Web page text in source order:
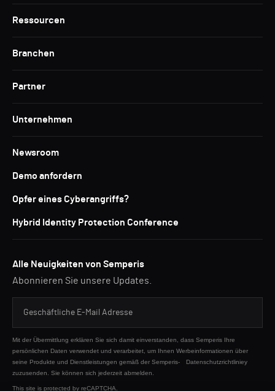
Ressourcen
Branchen
Partner
Unternehmen
Newsroom
Demo anfordern
Opfer eines Cyberangriffs?
Hybrid Identity Protection Conference
Alle Neuigkeiten von Semperis
Abonnieren Sie unsere Updates.
Mit der Übermittlung erklären Sie sich damit einverstanden, dass Semperis Ihre
persönlichen Daten verwendet und verarbeitet, um Ihnen Werbeinformationen über
seine Produkte und Dienstleistungen gemäß der Semperis-
Datenschutzrichtliniey
zuzusenden. Sie können sich jederzeit abmelden.
This site is protected by reCAPTCHA.